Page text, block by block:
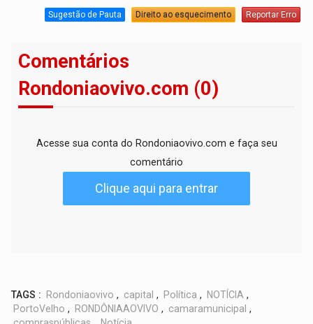
Sugestão de Pauta Direito ao esquecimento Reportar Erro
Comentários
Rondoniaovivo.com (0)
Acesse sua conta do Rondoniaovivo.com e faça seu
comentário
Clique aqui para entrar
TAGS : Rondoniaovivo , capital , Política , NOTÍCIA ,
PortoVelho , RONDÔNIAAOVIVO , camaramunicipal ,